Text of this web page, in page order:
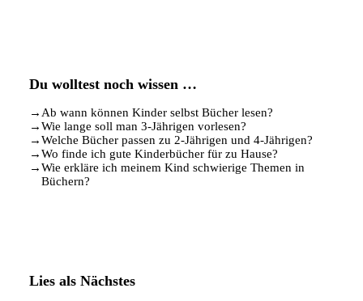
Du wolltest noch wissen …
→ Ab wann können Kinder selbst Bücher lesen?
→Wie lange soll man 3-Jährigen vorlesen?
→Welche Bücher passen zu 2-Jährigen und 4-Jährigen?
→Wo finde ich gute Kinderbücher für zu Hause?
→Wie erkläre ich meinem Kind schwierige Themen in
Büchern?
Lies als Nächstes